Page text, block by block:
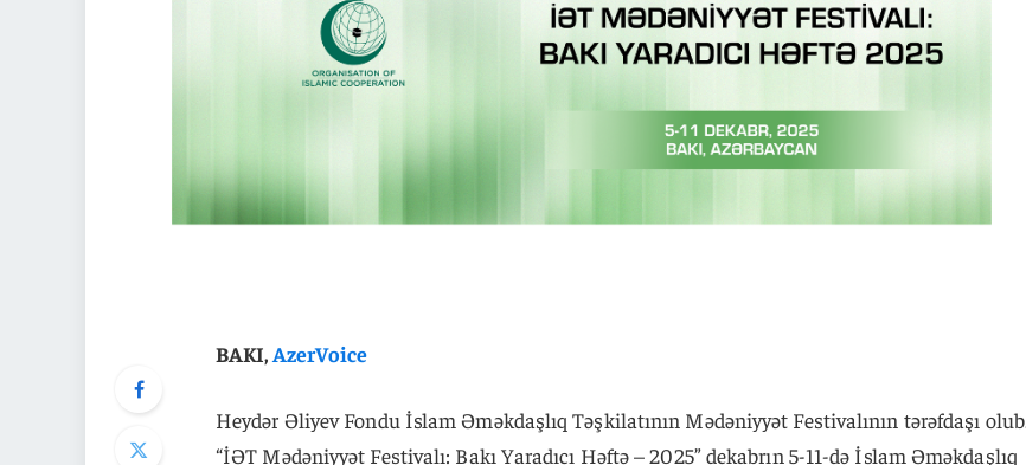
BAKI,AzerVoice
Heydər Əliyev Fondu İslam Əməkdaşlıq Təşkilatının Mədəniyyət Festivalının tərəfdaşı olub.
“İƏT Mədəniyyət Festivalı: Bakı Yaradıcı Həftə – 2025” dekabrın 5-11-də İslam Əməkdaşlıq